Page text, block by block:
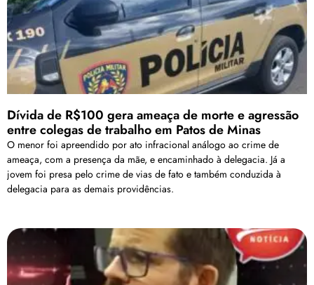
Dívida de R$100 gera ameaça de morte e agressão
entre colegas de trabalho em Patos de Minas
O menor foi apreendido por ato infracional análogo ao crime de
ameaça, com a presença da mãe, e encaminhado à delegacia. Já a
jovem foi presa pelo crime de vias de fato e também conduzida à
delegacia para as demais providências.